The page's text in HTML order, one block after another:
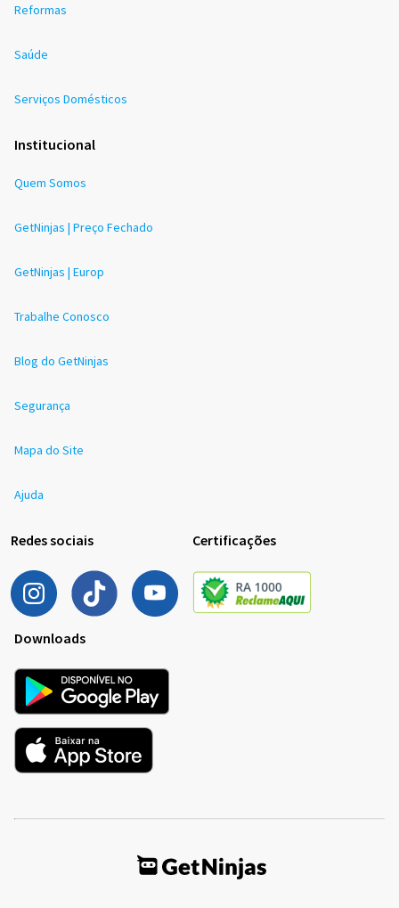
Reformas
Saúde
Serviços Domésticos
Institucional
Quem Somos
GetNinjas | Preço Fechado
GetNinjas | Europ
Trabalhe Conosco
Blog do GetNinjas
Segurança
Mapa do Site
Ajuda
Redes sociais Certificações
Downloads